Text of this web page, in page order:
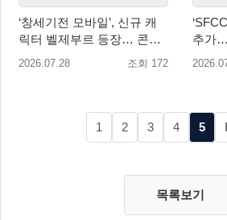
‘창세기전 모바일’, 신규 캐
릭터 벨제부르 등장… 콘텐
츠 업데이트 실시
2026.07.28 조회 172
추가
별 훈
1 2 3 4 5
목록보기